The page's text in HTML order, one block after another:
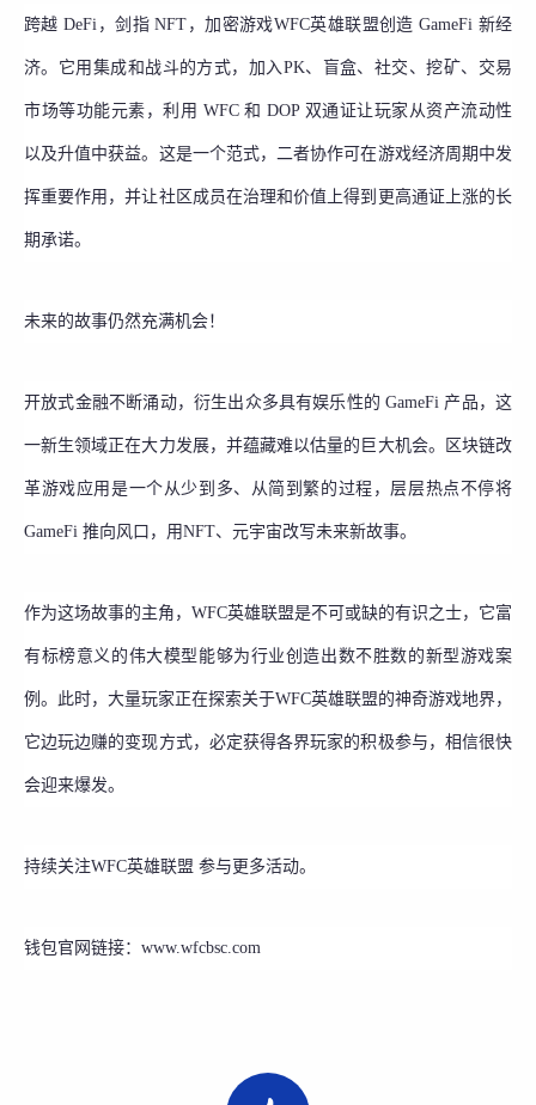
跨越 DeFi，剑指 NFT，加密游戏WFC英雄联盟创造 GameFi 新经
济。它用集成和战斗的方式，加入PK、盲盒、社交、挖矿、交易
市场等功能元素，利用 WFC 和 DOP 双通证让玩家从资产流动性
以及升值中获益。这是一个范式，二者协作可在游戏经济周期中发
挥重要作用，并让社区成员在治理和价值上得到更高通证上涨的长
期承诺。
未来的故事仍然充满机会！
开放式金融不断涌动，衍生出众多具有娱乐性的 GameFi 产品，这
一新生领域正在大力发展，并蕴藏难以估量的巨大机会。区块链改
革游戏应用是一个从少到多、从简到繁的过程，层层热点不停将
GameFi 推向风口，用NFT、元宇宙改写未来新故事。
作为这场故事的主角，WFC英雄联盟是不可或缺的有识之士，它富
有标榜意义的伟大模型能够为行业创造出数不胜数的新型游戏案
例。此时，大量玩家正在探索关于WFC英雄联盟的神奇游戏地界，
它边玩边赚的变现方式，必定获得各界玩家的积极参与，相信很快
会迎来爆发。
持续关注WFC英雄联盟 参与更多活动。
钱包官网链接：www.wfcbsc.com